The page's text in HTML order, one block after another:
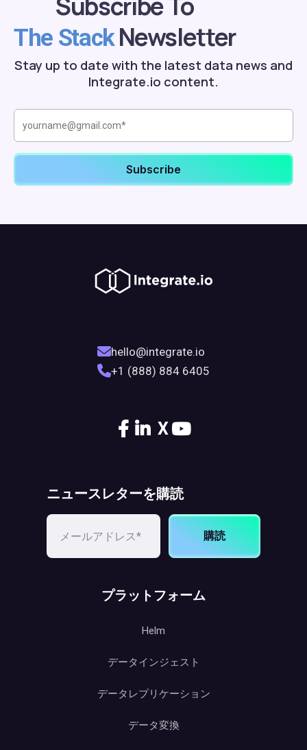
The StackNewsletter
Stay up to date with the latest data news and
Integrate.io content.
hello@integrate.io
+1 (888) 884 6405
X
ニュースレターを購読
購読
プラットフォーム
Helm
データインジェスト
データレプリケーション
データ変換